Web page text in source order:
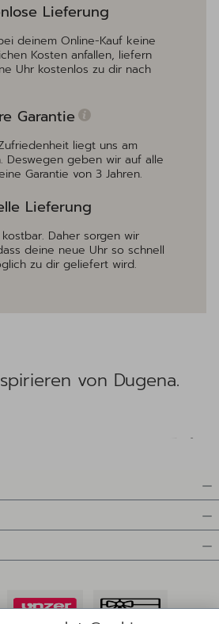
Lieferung
deinem Online-Kauf keine
Kosten anfallen, liefern
Uhr kostenlos zu dir nach
Garantie
liegt uns am
Deswegen geben wir auf alle
Garantie von 3 Jahren.
Lieferung
Daher sorgen wir
deine neue Uhr so schnell
zu dir geliefert wird.
von Dugena.